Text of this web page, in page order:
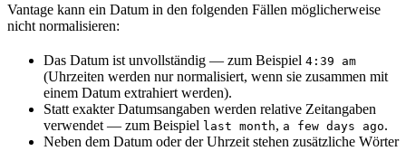
Vantage kann ein Datum in den folgenden Fällen möglicherweise
nicht normalisieren:
Das Datum ist unvollständig — zum Beispiel 4:39 am
(Uhrzeiten werden nur normalisiert, wenn sie zusammen mit
einem Datum extrahiert werden).
Statt exakter Datumsangaben werden relative Zeitangaben
verwendet — zum Beispiel last month, a few days ago.
Neben dem Datum oder der Uhrzeit stehen zusätzliche Wörter